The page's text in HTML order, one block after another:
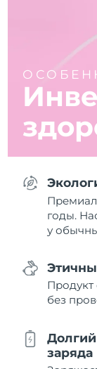
годы.
у
Продукт
без
заряда